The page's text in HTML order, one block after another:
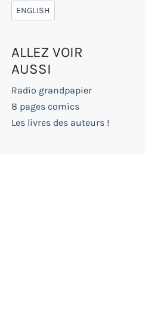
ENGLISH
ALLEZ VOIR
AUSSI
Radio grandpapier
8 pages comics
Les livres des auteurs !